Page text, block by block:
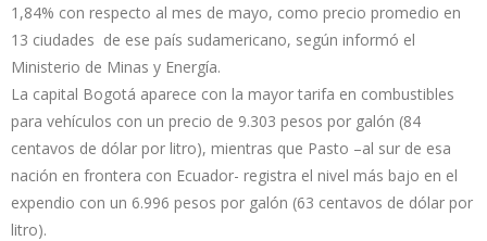
1,84% con respecto al mes de mayo, como precio promedio en
13 ciudades de ese país sudamericano, según informó el
Ministerio de Minas y Energía.
La capital Bogotá aparece con la mayor tarifa en combustibles
para vehículos con un precio de 9.303 pesos por galón (84
centavos de dólar por litro), mientras que Pasto –al sur de esa
nación en frontera con Ecuador- registra el nivel más bajo en el
expendio con un 6.996 pesos por galón (63 centavos de dólar por
litro).